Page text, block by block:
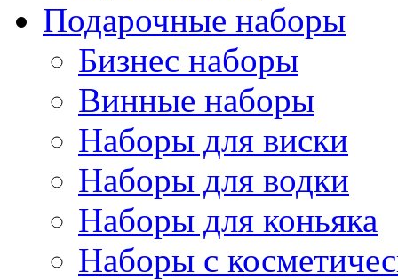
Подарочные наборы
Бизнес наборы
Винные наборы
Наборы для виски
Наборы для водки
Наборы для коньяка
Наборы с